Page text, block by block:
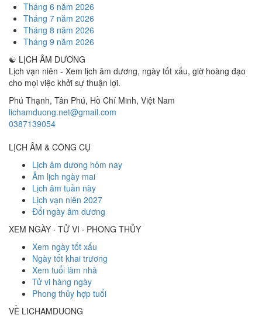
Tháng 6 năm 2026
Tháng 7 năm 2026
Tháng 8 năm 2026
Tháng 9 năm 2026
☯ LỊCH ÂM DƯƠNG
Lịch vạn niên - Xem lịch âm dương, ngày tốt xấu, giờ hoàng đạo
cho mọi việc khởi sự thuận lợi.
Phú Thạnh, Tân Phú, Hồ Chí Minh, Việt Nam
lichamduong.net@gmail.com
0387139054
LỊCH ÂM & CÔNG CỤ
Lịch âm dương hôm nay
Âm lịch ngày mai
Lịch âm tuần này
Lịch vạn niên 2027
Đổi ngày âm dương
XEM NGÀY · TỬ VI · PHONG THỦY
Xem ngày tốt xấu
Ngày tốt khai trương
Xem tuổi làm nhà
Tử vi hàng ngày
Phong thủy hợp tuổi
VỀ LICHAMDUONG